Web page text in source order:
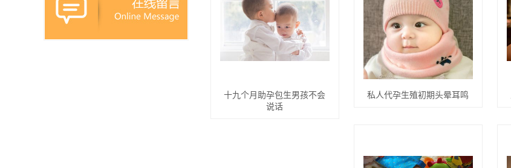
十九个月助孕包生男孩不会
说话
私人代孕生殖初期头晕耳鸣